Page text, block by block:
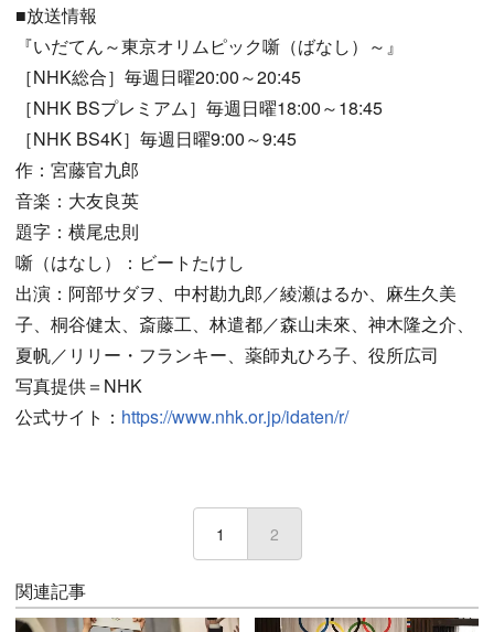
■放送情報
『いだてん～東京オリムピック噺（ばなし）～』
［NHK総合］毎週日曜20:00～20:45
［NHK BSプレミアム］毎週日曜18:00～18:45
［NHK BS4K］毎週日曜9:00～9:45
作：宮藤官九郎
音楽：大友良英
題字：横尾忠則
噺（はなし）：ビートたけし
出演：阿部サダヲ、中村勘九郎／綾瀬はるか、麻生久美
子、桐谷健太、斎藤工、林遣都／森山未來、神木隆之介、
夏帆／リリー・フランキー、薬師丸ひろ子、役所広司
写真提供＝NHK
公式サイト： https://www.nhk.or.jp/idaten/r/
1 2
関連記事